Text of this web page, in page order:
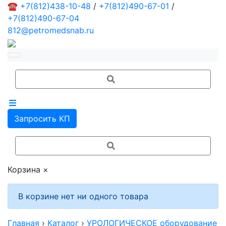
☎ +7(812)438-10-48 / +7(812)490-67-01 /
+7(812)490-67-04
812@petromedsnab.ru
Запросить КП
Корзина ×
В корзине нет ни одного товара
Главная › Каталог › УРОЛОГИЧЕСКОЕ оборудование